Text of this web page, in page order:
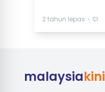
2 tahun lepas ⋅
malaysiakini